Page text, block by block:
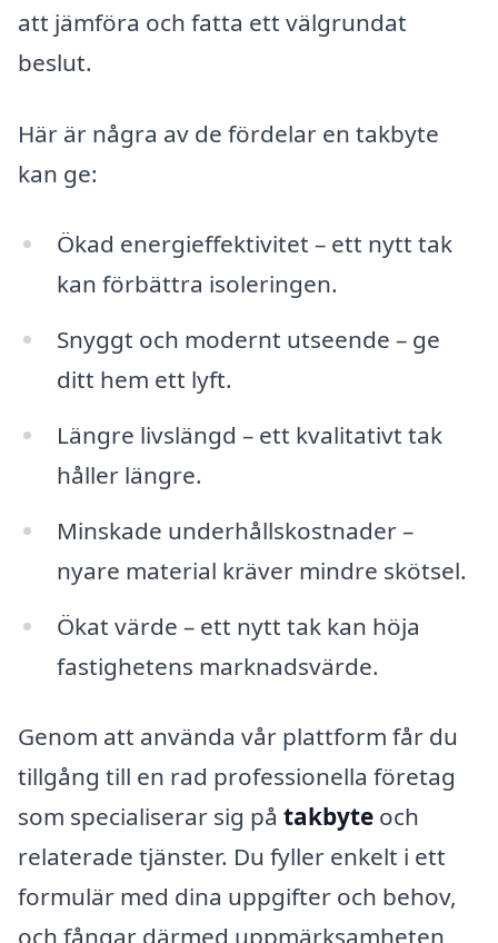
att jämföra och fatta ett välgrundat
beslut.
Här är några av de fördelar en takbyte
kan ge:
Ökad energi­effektivitet – ett nytt tak
kan förbättra isoleringen.
Snyggt och modernt utseende – ge
ditt hem ett lyft.
Längre livslängd – ett kvalitativt tak
håller längre.
Minskade underhållskostnader –
nyare material kräver mindre skötsel.
Ökat värde – ett nytt tak kan höja
fastighetens marknadsvärde.
Genom att använda vår plattform får du
tillgång till en rad professionella företag
som specialiserar sig på takbyte och
relaterade tjänster. Du fyller enkelt i ett
formulär med dina uppgifter och behov,